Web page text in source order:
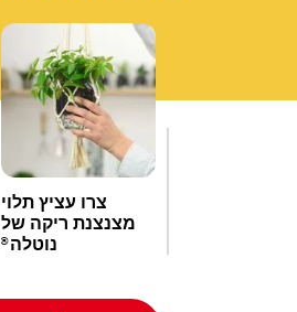
צרו עציץ תלוי
מצנצנת ריקה של
נוטלה®